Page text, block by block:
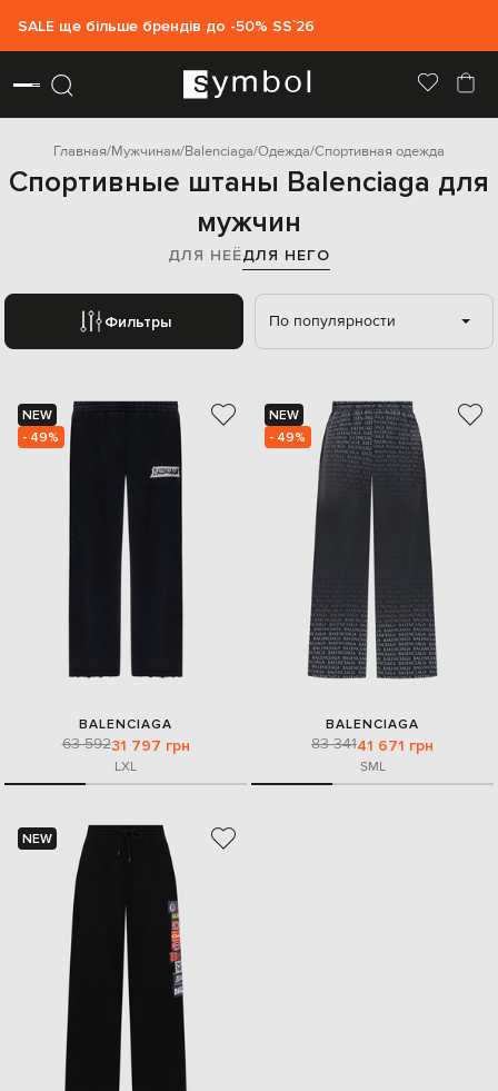
SALE ще більше брендів до -50% SS`26
Главная Мужчинам Balenciaga Одежда Спортивная одежда
Спортивные штаны Balenciaga для
мужчин
ДЛЯ НЕЁДЛЯ НЕГО
Фильтры По популярности
NEW
- 49%
BALENCIAGA
63 59231 797 грн
LXL
NEW
- 49%
BALENCIAGA
83 34141 671 грн
SML
NEW